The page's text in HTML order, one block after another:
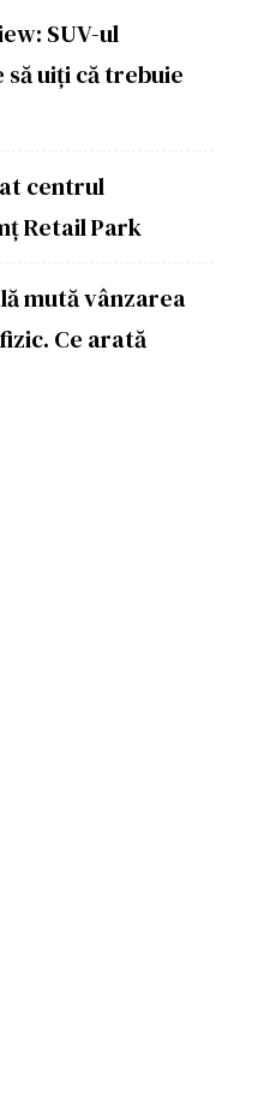
SUV-ul
uiți că trebuie
centrul
Retail Park
mută vânzarea
Ce arată